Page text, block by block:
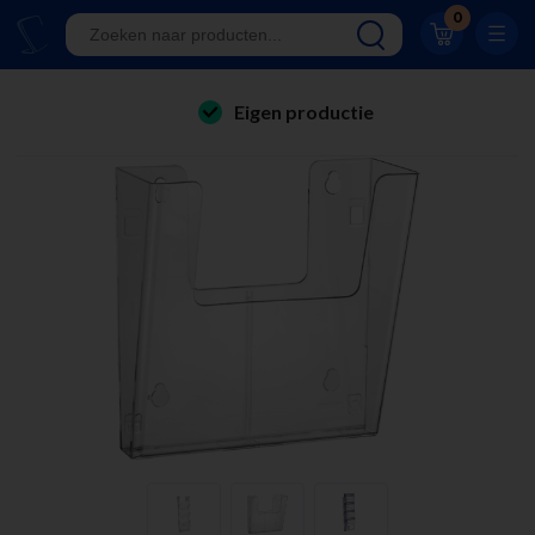
0
Klantwaardering 8.9
A-kwaliteit displays
Eigen productie
Klantwaardering 8.9